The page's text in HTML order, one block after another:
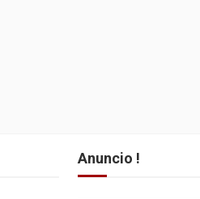
Anuncio !